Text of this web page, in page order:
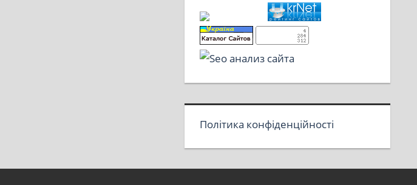
Політика конфіденційності